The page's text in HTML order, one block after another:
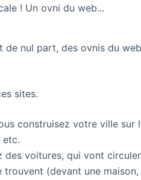
! Un ovni du web...
de nul part, des ovnis du
sites.
construisez votre ville sur
etc.
des voitures, qui vont
trouvent (devant une